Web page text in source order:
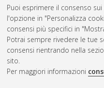
Puoi esprimere il consenso
l'opzione in "Personalizza
consensi più specifici in
Potrai sempre rivedere le tue
consensi rientrando nella
sito.
Per maggiori informazioni
Atom
Rss 1.0
Rss 2.0
AMS Laurea